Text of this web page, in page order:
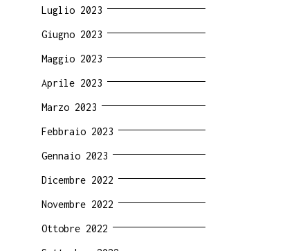
Luglio 2023
Giugno 2023
Maggio 2023
Aprile 2023
Marzo 2023
Febbraio 2023
Gennaio 2023
Dicembre 2022
Novembre 2022
Ottobre 2022